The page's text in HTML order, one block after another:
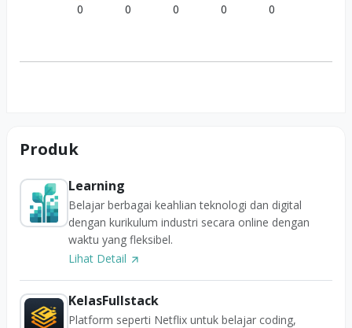
0 0 0 0 0
Produk
Learning
Belajar berbagai keahlian teknologi dan digital
dengan kurikulum industri secara online dengan
waktu yang fleksibel.
Lihat Detail
KelasFullstack
Platform seperti Netflix untuk belajar coding,